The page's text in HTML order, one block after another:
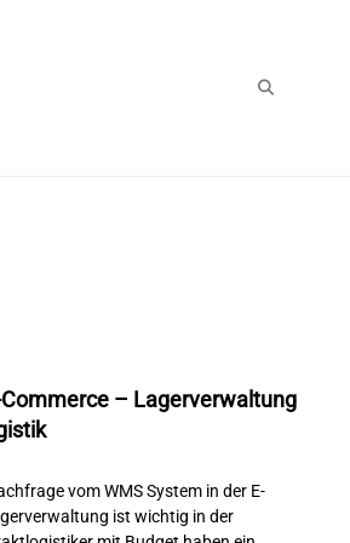
– Lagerverwaltung
vom WMS System in der E-
ist wichtig in der